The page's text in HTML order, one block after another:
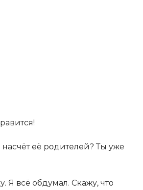
её родителей? Ты уже
Я всё обдумал. Скажу, что